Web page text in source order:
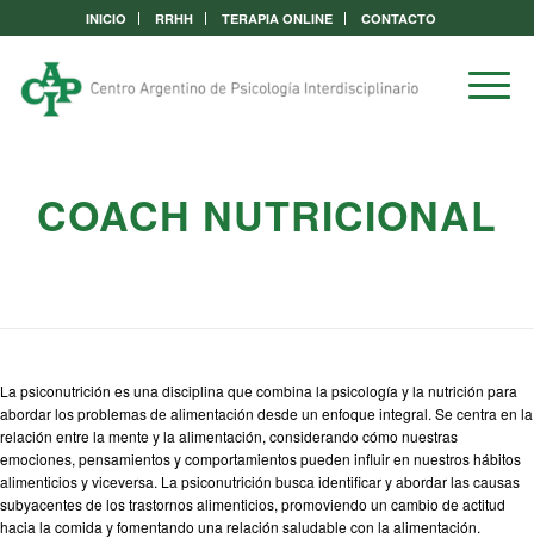
INICIO RRHH TERAPIA ONLINE CONTACTO
COACH NUTRICIONAL
La psiconutrición es una disciplina que combina la psicología y la nutrición para
abordar los problemas de alimentación desde un enfoque integral. Se centra en la
relación entre la mente y la alimentación, considerando cómo nuestras
emociones, pensamientos y comportamientos pueden influir en nuestros hábitos
alimenticios y viceversa. La psiconutrición busca identificar y abordar las causas
subyacentes de los trastornos alimenticios, promoviendo un cambio de actitud
hacia la comida y fomentando una relación saludable con la alimentación.